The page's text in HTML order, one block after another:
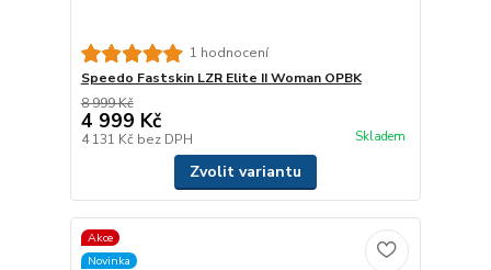
1 hodnocení
Speedo Fastskin LZR Elite II Woman OPBK
8 999 Kč
4 999 Kč
4 131 Kč bez DPH Skladem
Zvolit variantu
Akce
Novinka